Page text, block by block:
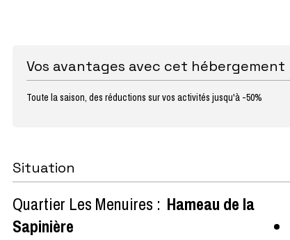
Vos avantages avec cet hébergement
Toute la saison, des réductions sur vos activités jusqu'à -50%
Situation
Quartier Les Menuires : Hameau de la
Sapinière